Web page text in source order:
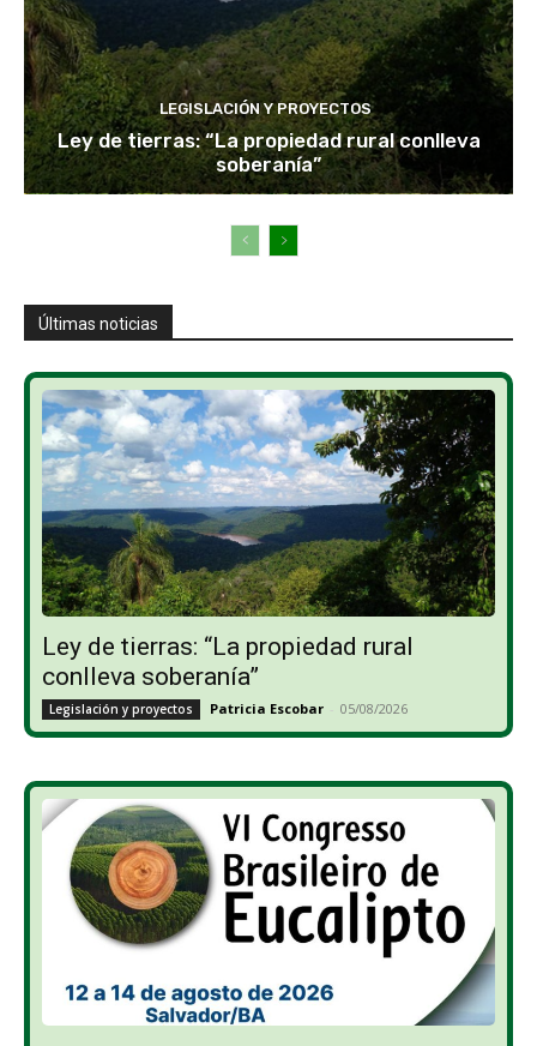
LEGISLACIÓN Y PROYECTOS
Ley de tierras: “La propiedad rural conlleva
soberanía”
Últimas noticias
Ley de tierras: “La propiedad rural
conlleva soberanía”
Legislación y proyectos Patricia Escobar - 05/08/2026